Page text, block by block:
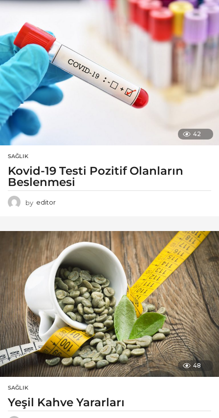
42
SAĞLIK
Kovid-19 Testi Pozitif Olanların
Beslenmesi
by editor
48
SAĞLIK
Yeşil Kahve Yararları